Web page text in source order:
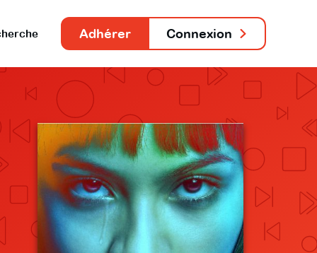
Adhérer Connexion